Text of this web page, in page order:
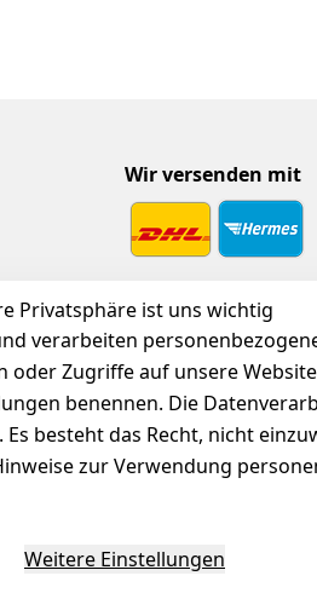
Privatsphäre ist uns wichtig
verarbeiten
Zugriffe auf unsere
benennen. Die
besteht das Recht, nicht
zur Verwendung
Weitere Einstellungen
Wir versenden mit